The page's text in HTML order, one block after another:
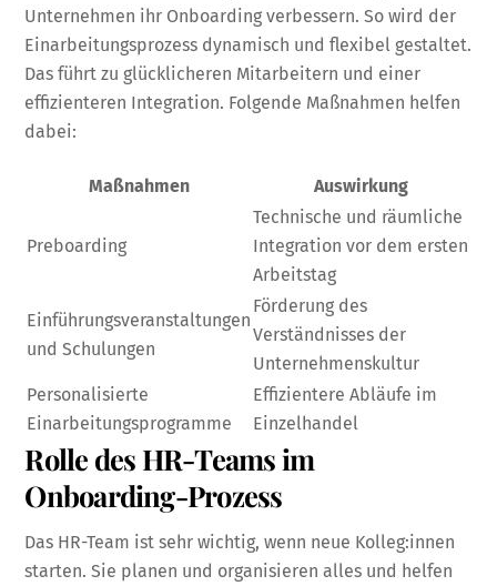
Unternehmen ihr Onboarding verbessern. So wird der
Einarbeitungsprozess dynamisch und flexibel gestaltet.
Das führt zu glücklicheren Mitarbeitern und einer
effizienteren Integration. Folgende Maßnahmen helfen
dabei:
Maßnahmen Auswirkung
Preboarding
Technische und räumliche
Integration vor dem ersten
Arbeitstag
Einführungsveranstaltungen
und Schulungen
Förderung des
Verständnisses der
Unternehmenskultur
Personalisierte
Einarbeitungsprogramme
Effizientere Abläufe im
Einzelhandel
Rolle des HR-Teams im
Onboarding-Prozess
Das HR-Team ist sehr wichtig, wenn neue Kolleg:innen
starten. Sie planen und organisieren alles und helfen